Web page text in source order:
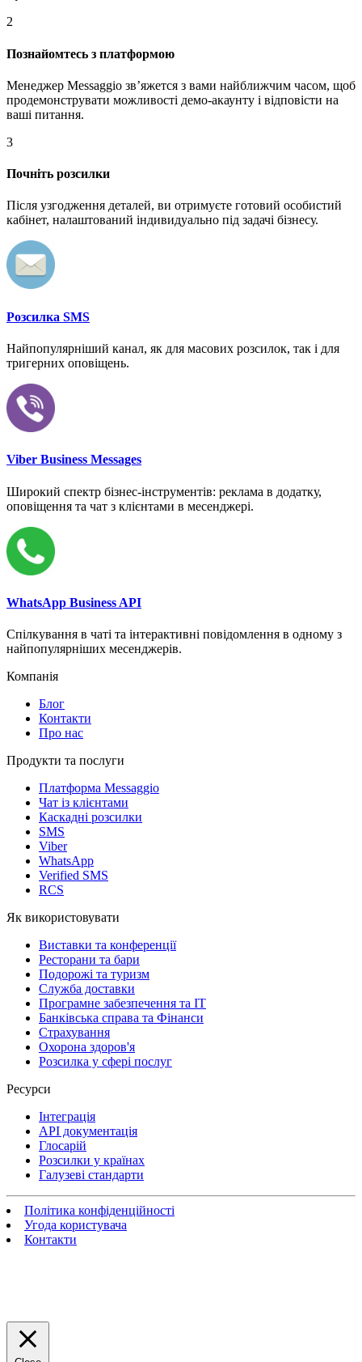
2
Познайомтесь з платформою
Менеджер Messaggio звʼяжется з вами найближчим часом, щоб
продемонструвати можливості демо-акаунту і відповісти на
ваші питання.
3
Почніть розсилки
Після узгодження деталей, ви отримуєте готовий особистий
кабінет, налаштований індивидуально під задачі бізнесу.
Розсилка SMS
Найпопулярніший канал, як для масових розсилок, так і для
тригерних оповіщень.
Viber Business Messages
Широкий спектр бізнес-інструментів: реклама в додатку,
оповіщення та чат з клієнтами в месенджері.
WhatsApp Business API
Спілкування в чаті та інтерактивні повідомлення в одному з
найпопулярніших месенджерів.
Компанія
Блог
Контакти
Про нас
Продукти та послуги
Платформа Messaggio
Чат із клієнтами
Каскадні розсилки
SMS
Viber
WhatsApp
Verified SMS
RCS
Як використовувати
Виставки та конференції
Ресторани та бари
Подорожі та туризм
Служба доставки
Програмне забезпечення та IT
Банківська справа та Фінанси
Страхування
Охорона здоров'я
Розсилка у сфері послуг
Ресурси
Інтеграція
API документація
Глосарій
Розсилки у країнах
Галузеві стандарти
Політика конфіденційності
Угода користувача
Контакти